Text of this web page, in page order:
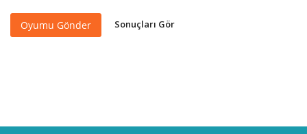
Oyumu Gönder Sonuçları Gör